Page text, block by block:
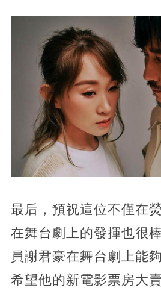
最后，預祝這位不僅在
在舞台劇上的發揮也很
員謝君豪在舞台劇上能
希望他的新電影票房大